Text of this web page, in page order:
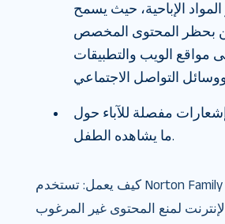
الإباحية، حيث يسمح
بحظر المحتوى المخصص
مواقع الويب والتطبيقات
مفصلة للآباء حول
ما يشاهده الطفل.
كيف يعمل: تستخدم Norton Family تصفية الإنترنت
لمنع المحتوى غير المرغوب